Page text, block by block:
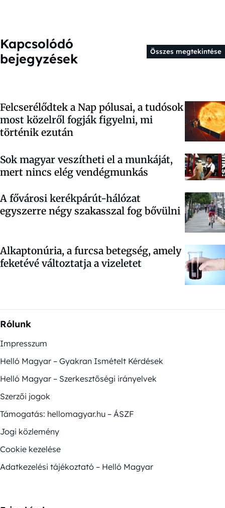
Kapcsolódó
bejegyzések
Összes megtekintése
Felcserélődtek a Nap pólusai, a tudósok
most közelről fogják figyelni, mi
történik ezután
Sok magyar veszítheti el a munkáját,
mert nincs elég vendégmunkás
A fővárosi kerékpárút-hálózat
egyszerre négy szakasszal fog bővülni
Alkaptonúria, a furcsa betegség, amely
feketévé változtatja a vizeletet
Rólunk
Impresszum
Helló Magyar – Gyakran Ismételt Kérdések
Helló Magyar – Szerkesztőségi irányelvek
Szerzői jogok
Támogatás: hellomagyar.hu – ÁSZF
Jogi közlemény
Cookie kezelése
Adatkezelési tájékoztató – Helló Magyar